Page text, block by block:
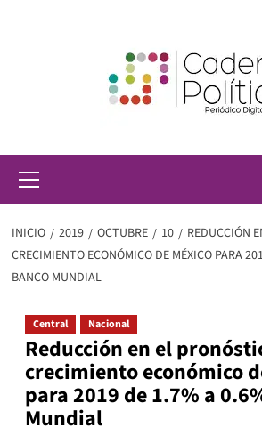
principal
INICIO 2019 OCTUBRE 10
REDUCCIÓN
CRECIMIENTO ECONÓMICO DE MÉXICO PARA
BANCO MUNDIAL
Central Nacional
Reducción en el
crecimiento económico
para 2019 de 1.7% a
Mundial